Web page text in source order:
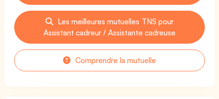
Les meilleures mutuelles TNS pour
Assistant cadreur / Assistante cadreuse
Comprendre la mutuelle